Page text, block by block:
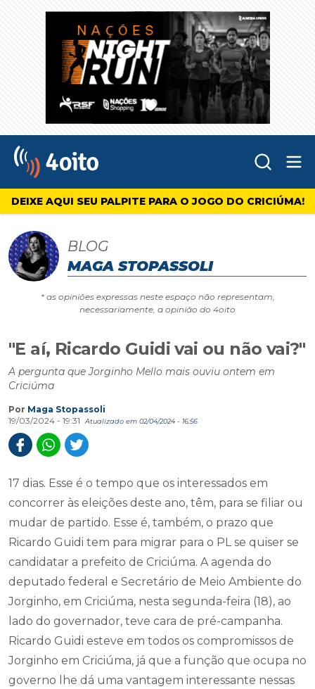
4oito
DEIXE AQUI SEU PALPITE PARA O JOGO DO CRICIÚMA!
BLOG
MAGA STOPASSOLI
* as opiniões expressas neste espaço não representam,
necessariamente, a opinião do 4oito
"E aí, Ricardo Guidi vai ou não vai?"
A pergunta que Jorginho Mello mais ouviu ontem em
Criciúma
Por Maga Stopassoli
19/03/2024 - 19:31
Atualizado em 02/04/2024 - 16:56
17 dias. Esse é o tempo que os interessados em
concorrer às eleições deste ano, têm, para se filiar ou
mudar de partido. Esse é, também, o prazo que
Ricardo Guidi tem para migrar para o PL se quiser se
candidatar a prefeito de Criciúma. A agenda do
deputado federal e Secretário de Meio Ambiente do
Jorginho, em Criciúma, nesta segunda-feira (18), ao
lado do governador, teve cara de pré-campanha.
Ricardo Guidi esteve em todos os compromissos de
Jorginho em Criciúma, já que a função que ocupa no
governo lhe dá uma vantagem interessante nessas